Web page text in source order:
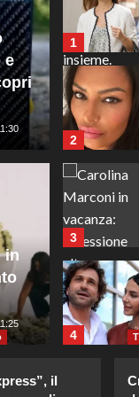
e
in
1
2
3
4
il